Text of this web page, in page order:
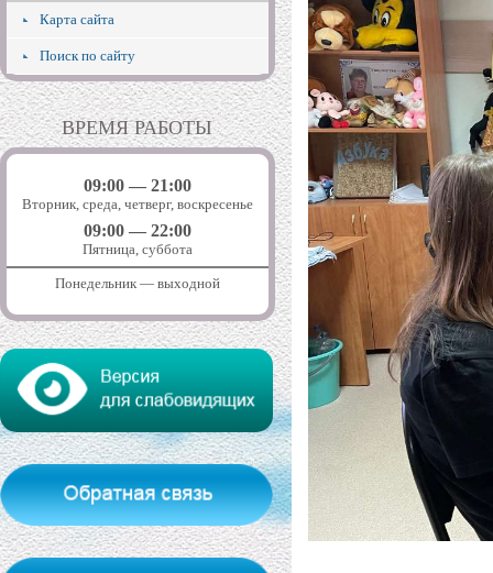
Карта сайта
Поиск по сайту
ВРЕМЯ РАБОТЫ
09:00 — 21:00
Вторник, среда, четверг, воскресенье
09:00 — 22:00
Пятница, суббота
Понедельник — выходной